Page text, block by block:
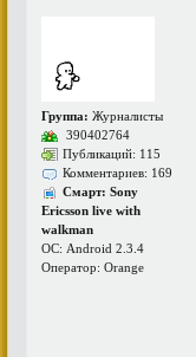
Группа: Журналисты
390402764
Публикаций: 115
Комментариев: 169
Смарт: Sony
Ericsson live with
walkman
ОС: Android 2.3.4
Оператор: Orange